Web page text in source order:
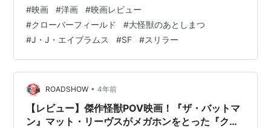
#映画 #洋画 #映画レビュー
#クローバーフィールド #大怪獣のあとしまつ
#J・J・エイブラムス #SF #スリラー
ROADSHOW • 4年前
【レビュー】傑作怪獣POV映画！『ザ・バットマ
ン』マット・リーヴスがメガホンをとった『クロ